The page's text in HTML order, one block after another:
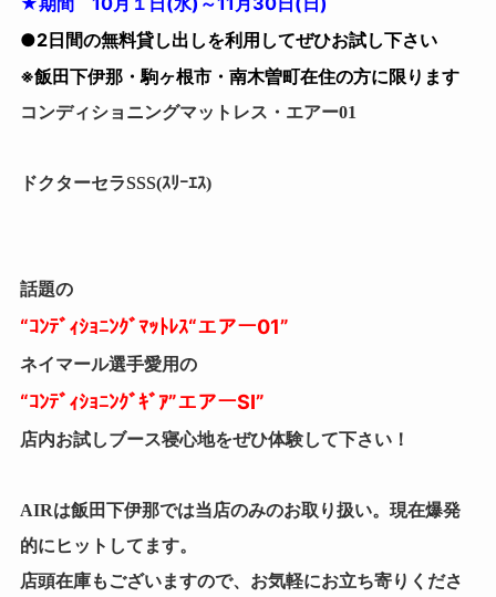
●2日間の無料貸し出しを利用してぜひお試し下さい
※飯田下伊那・駒ヶ根市・南木曽町在住の方に限ります
コンディショニングマットレス・エアー01
ドクターセラSSS(ｽﾘｰｴｽ)
話題の
“ｺﾝﾃﾞｨｼｮﾆﾝｸﾞﾏｯﾄﾚｽ“エアー01”
ネイマール選手愛用の
“ｺﾝﾃﾞｨｼｮﾆﾝｸﾞｷﾞｱ”エアーSI”
店内お試しブース寝心地をぜひ体験して下さい！
AIRは飯田下伊那では当店のみのお取り扱い。現在爆発
的にヒットしてます。
店頭在庫もございますので、お気軽にお立ち寄りくださ